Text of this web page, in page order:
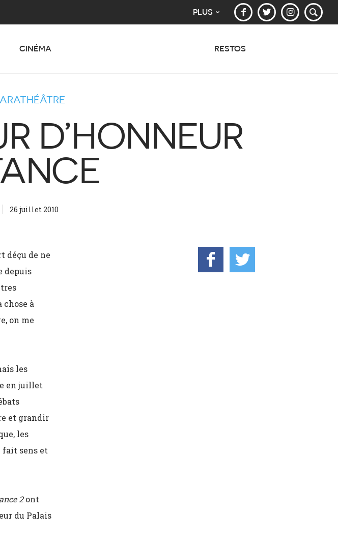
PLUS
CINÉMA RESTOS
D’HONNEUR
26 juillet 2010
déçu de ne
depuis
à
on me
les
en juillet
et grandir
les
sens et
2ont
du Palais